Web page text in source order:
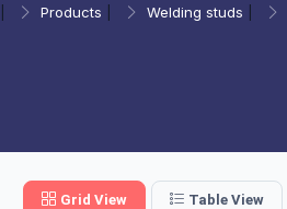
Products Welding studs
Grid View Table View